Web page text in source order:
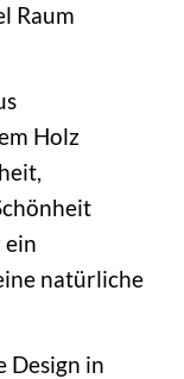
Raum
Holz
ein
natürliche
Design in